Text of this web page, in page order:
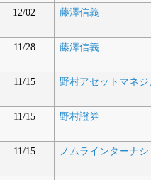
12/02 藤澤信義
11/28 藤澤信義
11/15 野村アセットマネジ
11/15 野村證券
11/15 ノムラインターナ